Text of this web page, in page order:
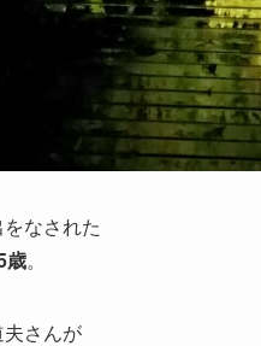
なされた
歳。
さんが